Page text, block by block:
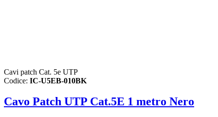
Cavi patch Cat. 5e UTP
Codice: IC-U5EB-010BK
Cavo Patch UTP Cat.5E 1 metro Nero